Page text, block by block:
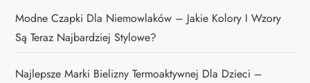
Modne Czapki Dla Niemowlaków – Jakie Kolory I Wzory
Są Teraz Najbardziej Stylowe?
Najlepsze Marki Bielizny Termoaktywnej Dla Dzieci –